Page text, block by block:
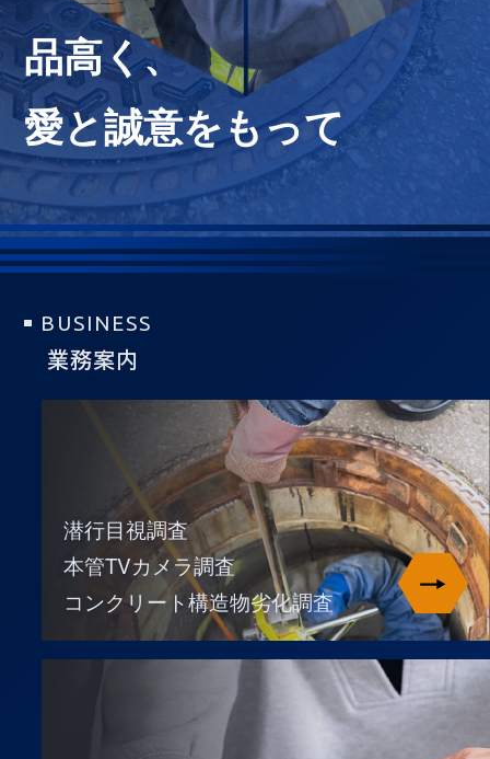
品高く、
愛と誠意をもって
BUSINESS
業務案内
潜行目視調査
本管TVカメラ調査
コンクリート構造物劣化調査